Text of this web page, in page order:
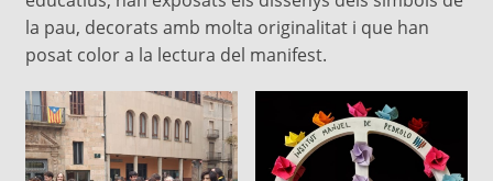
la pau, decorats amb molta originalitat i que han
posat color a la lectura del manifest.